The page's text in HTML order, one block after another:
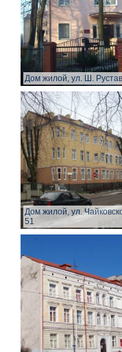
Дом жилой, ул. Ш.
Дом жилой, ул.
51